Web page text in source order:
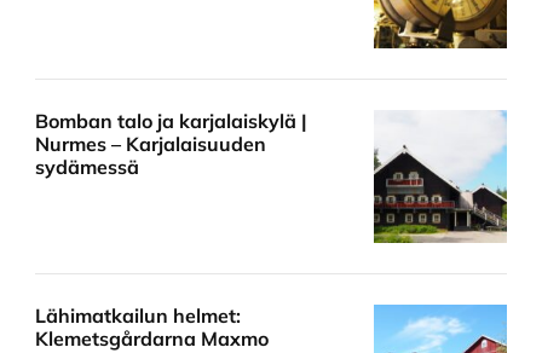
Bomban talo ja karjalaiskylä |
Nurmes – Karjalaisuuden
sydämessä
Lähimatkailun helmet:
Klemetsgårdarna Maxmo